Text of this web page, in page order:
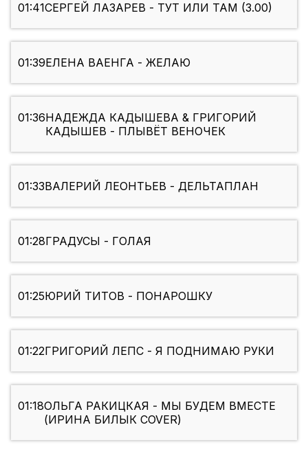
01:41СЕРГЕЙ ЛАЗАРЕВ - ТУТ ИЛИ ТАМ (3.00)
01:39ЕЛЕНА ВАЕНГА - ЖЕЛАЮ
01:36НАДЕЖДА КАДЫШЕВА & ГРИГОРИЙ
КАДЫШЕВ - ПЛЫВЁТ ВЕНОЧЕК
01:33ВАЛЕРИЙ ЛЕОНТЬЕВ - ДЕЛЬТАПЛАН
01:28ГРАДУСЫ - ГОЛАЯ
01:25ЮРИЙ ТИТОВ - ПОНАРОШКУ
01:22ГРИГОРИЙ ЛЕПС - Я ПОДНИМАЮ РУКИ
01:18ОЛЬГА РАКИЦКАЯ - МЫ БУДЕМ ВМЕСТЕ
(ИРИНА БИЛЫК COVER)